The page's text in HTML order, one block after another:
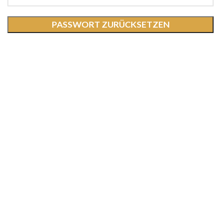
PASSWORT ZURÜCKSETZEN